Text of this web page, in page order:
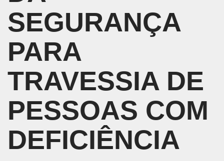
SEGURANÇA
PARA
TRAVESSIA DE
PESSOAS COM
DEFICIÊNCIA